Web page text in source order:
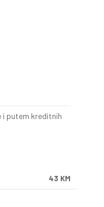
putem kreditnih
43 KM